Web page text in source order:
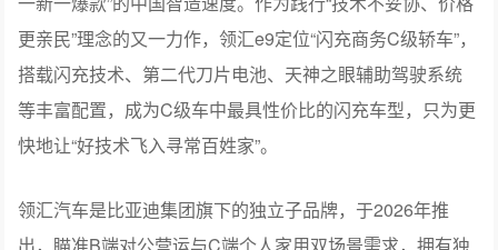
更亲民”理念的又一力作，领汇e9定位“闪充商务C级轿车”，
搭载闪充技术、第二代刀片电池、天神之眼辅助驾驶系统
等丰富配置，成为C级车中最具性价比的闪充车型，只为更
快地让“好技术飞入寻常百姓家”。
领汇汽车是比亚迪集团旗下的独立子品牌，于2026年推
出，瞄准B端对公营运与C端个人家用双场景需求，拥有独